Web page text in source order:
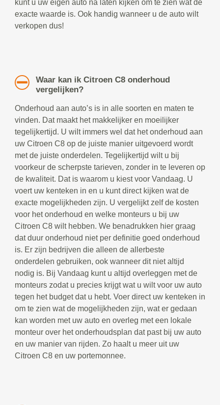
kunt u uw eigen auto na laten kijken om te zien wat de
exacte waarde is. Ook handig wanneer u de auto wilt
verkopen dus!
Waar kan ik Citroen C8 onderhoud
vergelijken?
Onderhoud aan auto’s is in alle soorten en maten te
vinden. Dat maakt het makkelijker en moeilijker
tegelijkertijd. U wilt immers wel dat het onderhoud aan
uw Citroen C8 op de juiste manier uitgevoerd wordt
met de juiste onderdelen. Tegelijkertijd wilt u bij
voorkeur de scherpste tarieven, zonder in te leveren op
de kwaliteit. Dat is waarom u kiest voor Vandaag. U
voert uw kenteken in en u kunt direct kijken wat de
exacte mogelijkheden zijn. U vergelijkt zelf de kosten
voor het onderhoud en welke monteurs u bij uw
Citroen C8 wilt hebben. We benadrukken hier graag
dat duur onderhoud niet per definitie goed onderhoud
is. Er zijn bedrijven die alleen de allerbeste
onderdelen gebruiken, ook wanneer dit niet altijd
nodig is. Bij Vandaag kunt u altijd overleggen met de
monteurs zodat u precies krijgt wat u wilt voor uw auto
tegen het budget dat u hebt. Voer direct uw kenteken in
om te zien wat de mogelijkheden zijn, wat er gedaan
kan worden met uw auto en overleg met een lokale
monteur over het onderhoudsplan dat past bij uw auto
en uw manier van rijden. Zo haalt u meer uit uw
Citroen C8 en uw portemonnee.